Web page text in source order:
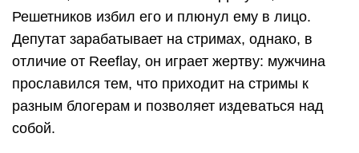
Решетников избил его и плюнул ему в лицо.
Депутат зарабатывает на стримах, однако, в
отличие от Reeflay, он играет жертву: мужчина
прославился тем, что приходит на стримы к
разным блогерам и позволяет издеваться над
собой.